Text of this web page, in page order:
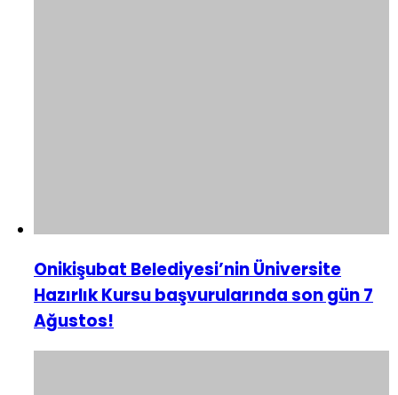
Onikişubat Belediyesi’nin Üniversite
Hazırlık Kursu başvurularında son gün 7
Ağustos!